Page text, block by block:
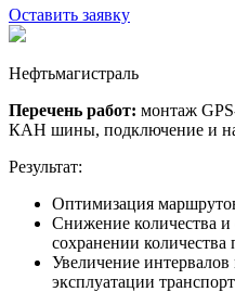
Оставить заявку
Нефтьмагистраль
Перечень работ: монтаж
КАН шины, подключение и
Результат:
Оптимизация
Снижение количества и
сохранении
Увеличение
эксплуатации